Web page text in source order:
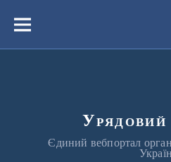
вмістуМеню
Урядовий
Єдиний вебпортал